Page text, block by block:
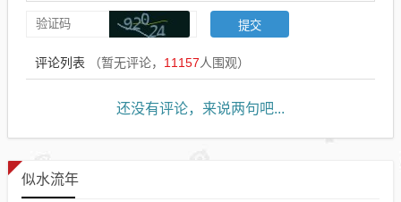
评论列表 （暂无评论， 11157人围观）
还没有评论，来说两句吧...
似水流年